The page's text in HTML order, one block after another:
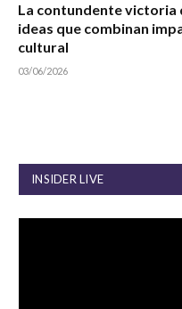
La contundente victoria
ideas que combinan
cultural
03/06/2026
INSIDER LIVE